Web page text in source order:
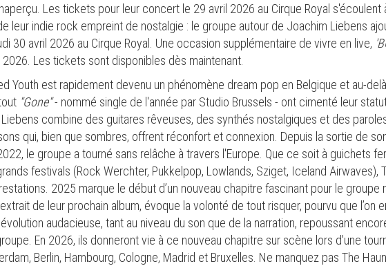
Les tickets pour leur concert le 29 avril 2026 au Cirque Royal s'écoulent
leur indie rock empreint de nostalgie : le groupe autour de Joachim Liebens
30 avril 2026 au Cirque Royal. Une occasion supplémentaire de vivre en live,
Les tickets sont disponibles dès maintenant.
Youth est rapidement devenu un phénomène dream pop en Belgique et au-
"Gone"- nommé single de l'année par Studio Brussels - ont cimenté leur
combine des guitares rêveuses, des synthés nostalgiques et des
qui, bien que sombres, offrent réconfort et connexion. Depuis la sortie de
le groupe a tourné sans relâche à travers l'Europe. Que ce soit à guichets
festivals (Rock Werchter, Pukkelpop, Lowlands, Sziget, Iceland Airwaves),
2025 marque le début d’un nouveau chapitre fascinant pour le groupe
de leur prochain album, évoque la volonté de tout risquer, pourvu que l’on
audacieuse, tant au niveau du son que de la narration, repoussant
En 2026, ils donneront vie à ce nouveau chapitre sur scène lors d'une
Berlin, Hambourg, Cologne, Madrid et Bruxelles. Ne manquez pas The